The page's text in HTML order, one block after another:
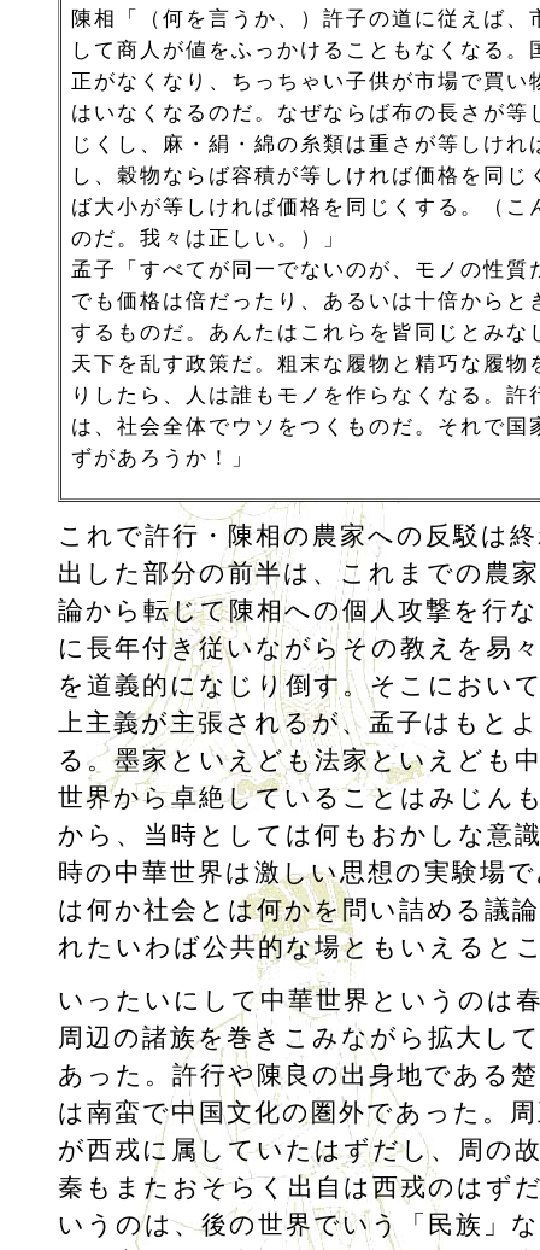
陳相「（何を言うか、）許子の道に従えば、
して商人が値をふっかけることもなくなる。
正がなくなり、ちっちゃい子供が市場で買い
はいなくなるのだ。なぜならば布の長さが等
じくし、麻・絹・綿の糸類は重さが等しけれ
し、穀物ならば容積が等しければ価格を同じ
ば大小が等しければ価格を同じくする。（こ
のだ。我々は正しい。）」
孟子「すべてが同一でないのが、モノの性質
でも価格は倍だったり、あるいは十倍からと
するものだ。あんたはこれらを皆同じとみな
天下を乱す政策だ。粗末な履物と精巧な履物
りしたら、人は誰もモノを作らなくなる。許
は、社会全体でウソをつくものだ。それで国
ずがあろうか！」
これで許行・陳相の農家への反駁は
出した部分の前半は、これまでの農
論から転じて陳相への個人攻撃を行
に長年付き従いながらその教えを易
を道義的になじり倒す。そこにおい
上主義が主張されるが、孟子はもと
る。墨家といえども法家といえども
世界から卓絶していることはみじん
から、当時としては何もおかしな意
時の中華世界は激しい思想の実験場
は何か社会とは何かを問い詰める議
れたいわば公共的な場ともいえると
いったいにして中華世界というのは
周辺の諸族を巻きこみながら拡大し
あった。許行や陳良の出身地である
は南蛮で中国文化の圏外であった。
が西戎に属していたはずだし、周の
秦もまたおそらく出自は西戎のはず
いうのは、後の世界でいう「民族」